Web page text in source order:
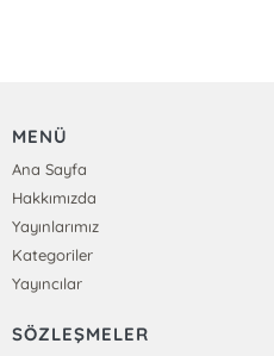
MENÜ
Ana Sayfa
Hakkımızda
Yayınlarımız
Kategoriler
Yayıncılar
SÖZLEŞMELER